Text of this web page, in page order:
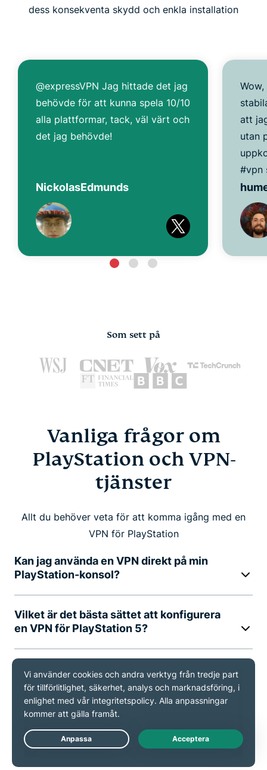
dess konsekventa skydd och enkla installation
@expressVPN Jag hittade det jag
behövde för att kunna spela 10/10
alla plattformar, tack, väl värt och
det jag behövde!
NickolasEdmunds
att
utan
#vpn
Som sett på
Vanliga frågor om
PlayStation och VPN-
tjänster
Allt du behöver veta för att komma igång med en
VPN för PlayStation
Kan jag använda en VPN direkt på min
PlayStation-konsol?
Vilket är det bästa sättet att konfigurera
en VPN för PlayStation 5?
Erbjuder MediaStreamer samma skydd
som en VPN?
Hur använder jag en VPN utan att ändra
mina routerinställningar?
Live Chat